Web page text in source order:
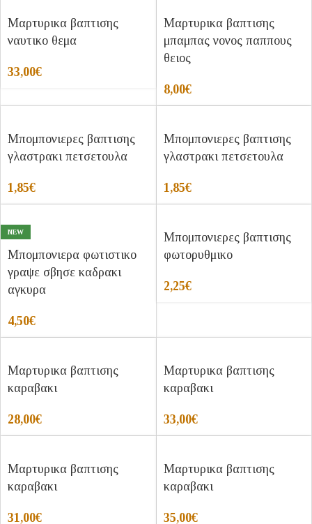
Μαρτυρικα βαπτισης
ναυτικο θεμα
33,00€
Μαρτυρικα βαπτισης
μπαμπας νονος παππους
θειος
8,00€
Μπομπονιερες βαπτισης
γλαστρακι πετσετουλα
1,85€
Μπομπονιερες βαπτισης
γλαστρακι πετσετουλα
1,85€
NEW
Μπομπονιερα φωτιστικο
γραψε σβησε καδρακι
αγκυρα
4,50€
Μπομπονιερες βαπτισης
φωτορυθμικο
2,25€
Μαρτυρικα βαπτισης
καραβακι
28,00€
Μαρτυρικα βαπτισης
καραβακι
33,00€
Μαρτυρικα βαπτισης
καραβακι
31,00€
Μαρτυρικα βαπτισης
καραβακι
35,00€